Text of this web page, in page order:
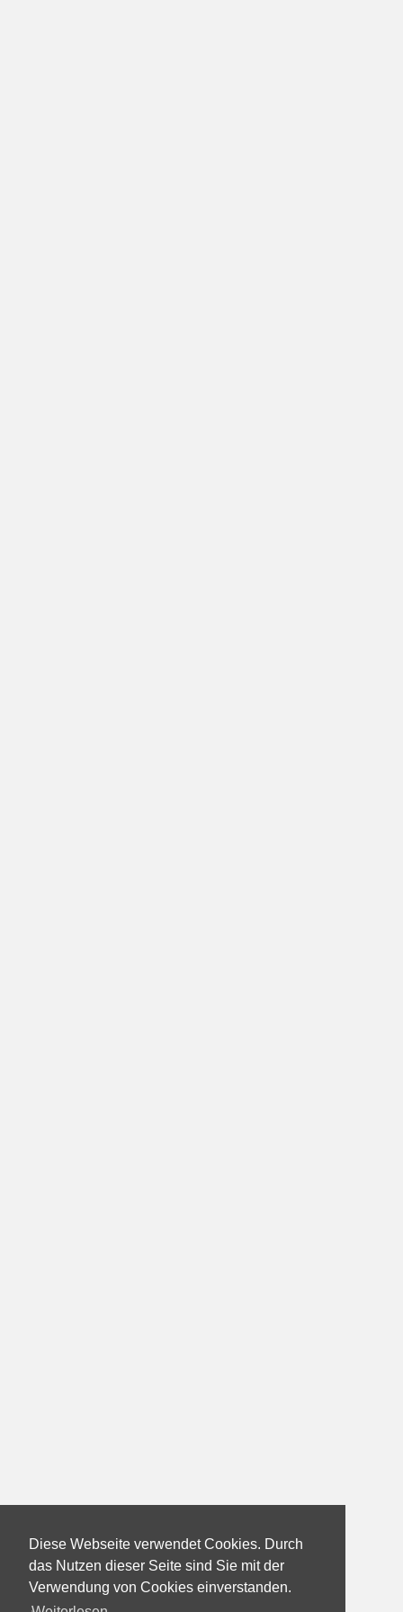
Diese Webseite verwendet Cookies. Durch
das Nutzen dieser Seite sind Sie mit der
Verwendung von Cookies einverstanden.